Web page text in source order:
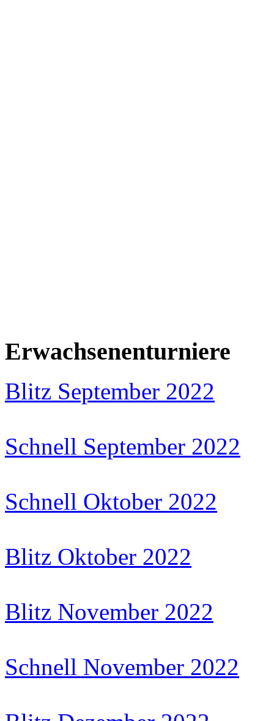
Erwachsenenturniere
Blitz September 2022
Schnell September 2022
Schnell Oktober 2022
Blitz Oktober 2022
Blitz November 2022
Schnell November 2022